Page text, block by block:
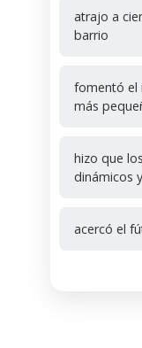
atrajo a
barrio
fomentó el
más
hizo que
dinámicos
acercó el